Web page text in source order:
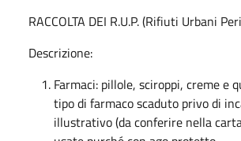
RACCOLTA DEI R.U.P. (Rifiuti Urbani
Descrizione:
Farmaci: pillole, sciroppi, creme e
tipo di farmaco scaduto privo di
illustrativo (da conferire nella